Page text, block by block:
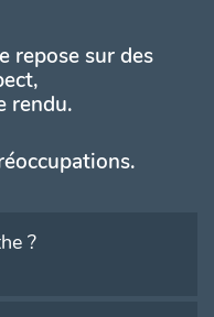
repose sur des
rendu.
?